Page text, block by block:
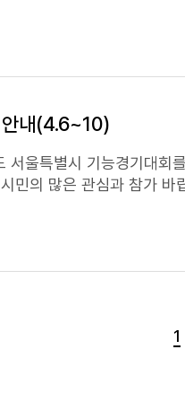
(2002.1.1.이후 출생자) 단, 메카트로닉
한복, 도자기 (13직종) ○
내 우편 또는 내방접수
안내(4.6~10)
서울특별시 기능경기대회
민의 많은 관심과 참가
은 첨부파일 확인바랍니
1